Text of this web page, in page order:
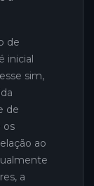
de
inicial
sim,
de
os
ao
a